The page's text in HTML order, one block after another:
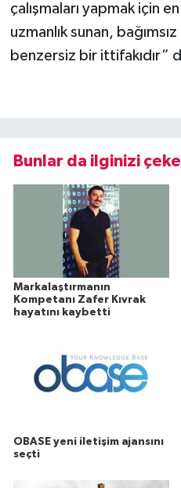
çalışmaları yapmak için
uzmanlık sunan,
benzersiz bir ittifakıdır”
Bunlar da ilginizi
Markalaştırmanın
Kompetanı Zafer Kıvrak
hayatını kaybetti
OBASE yeni iletişim ajansını
seçti